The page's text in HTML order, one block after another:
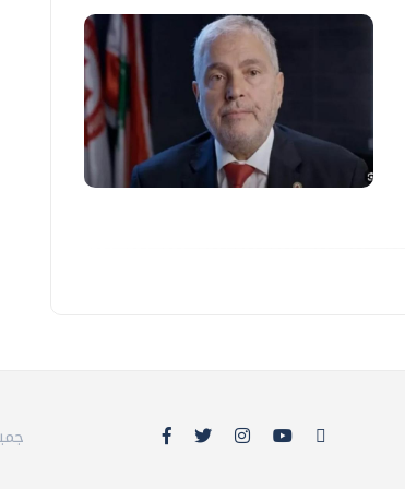
©